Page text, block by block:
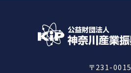
〒231-0015